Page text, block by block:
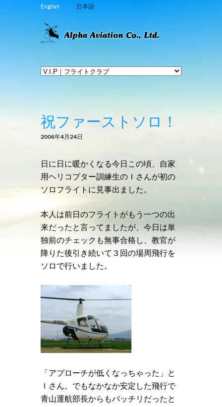
English 日本語
祝ファーストソロ！
2006年4月24日
日に日に暖かくなる今日この頃、自家
用ヘリコプター訓練生のＩさんが初の
ソロフライトに見事出ました。
本人は前日のフライトがもう一つの出
来だったと言ってましたが、今日は単
独前のチェックも無事合格し、教官が
降りた後引き続いて３回の場周飛行を
ソロで行いました。
「アプローチが低くなっちゃった」と
Ｉさん。でもなかなか安定した飛行で
青山運航部長からもバッチリだったと